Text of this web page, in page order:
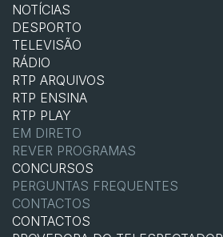
NOTÍCIAS
DESPORTO
TELEVISÃO
RÁDIO
RTP ARQUIVOS
RTP ENSINA
RTP PLAY
EM DIRETO
REVER PROGRAMAS
CONCURSOS
PERGUNTAS FREQUENTES
CONTACTOS
CONTACTOS